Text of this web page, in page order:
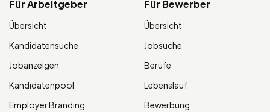
Für Arbeitgeber
Übersicht
Kandidatensuche
Jobanzeigen
Kandidatenpool
Employer Branding
Für Bewerber
Übersicht
Jobsuche
Berufe
Lebenslauf
Bewerbung